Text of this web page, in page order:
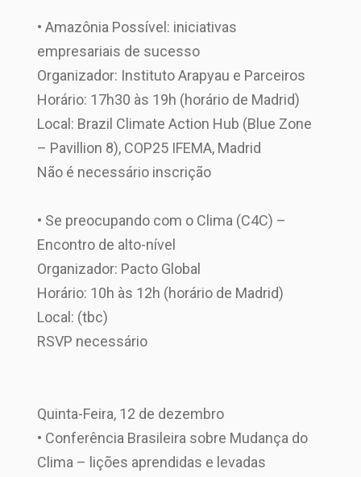
• Amazônia Possível: iniciativas
empresariais de sucesso
Organizador: Instituto Arapyau e Parceiros
Horário: 17h30 às 19h (horário de Madrid)
Local: Brazil Climate Action Hub (Blue Zone
– Pavillion 8), COP25 IFEMA, Madrid
Não é necessário inscrição
• Se preocupando com o Clima (C4C) –
Encontro de alto-nível
Organizador: Pacto Global
Horário: 10h às 12h (horário de Madrid)
Local: (tbc)
RSVP necessário
Quinta-Feira, 12 de dezembro
• Conferência Brasileira sobre Mudança do
Clima – lições aprendidas e levadas